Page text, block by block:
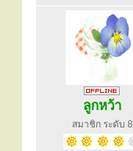
ลูกหว้า
สมาชิก ระดับ 8